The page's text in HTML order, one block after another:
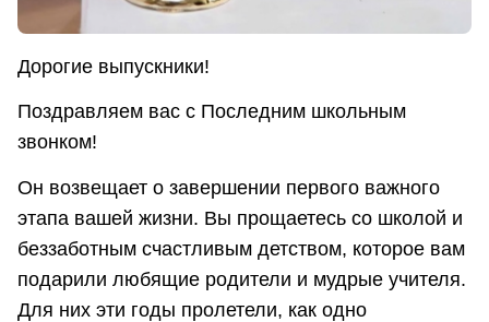
Дорогие выпускники!
Поздравляем вас с Последним школьным
звонком!
Он возвещает о завершении первого важного
этапа вашей жизни. Вы прощаетесь со школой и
беззаботным счастливым детством, которое вам
подарили любящие родители и мудрые учителя.
Для них эти годы пролетели, как одно